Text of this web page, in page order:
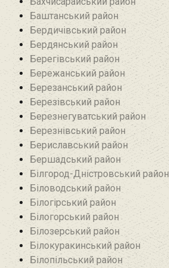
Баштанський район
Бердичівський район
Бердянський район
Берегівський район
Бережанський район‎
Березанський район‎
Березівський район
Березнегуватський район‎
Березнівський район‎
Бериславський район
Бершадський район
Білгород-Дністровський район
Біловодський район‎
Білогірський район
Білогорський район
Білозерський район
Білокуракинський район‎
Білопільський район